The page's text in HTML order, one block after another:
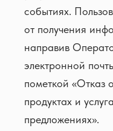
событиях.
от получения
направив
электронной
пометкой «Отказ
продуктах и
предложениях».